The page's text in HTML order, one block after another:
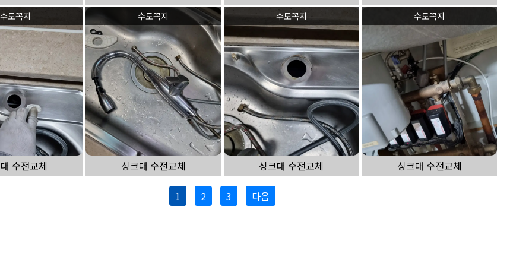
수도꼭지
수전교체
수도꼭지
싱크대 수전교체
수도꼭지
싱크대 수전교체
수도꼭지
싱크대 수전교체
1 2 3 다음